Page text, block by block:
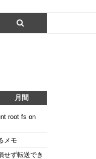
月間
root fs on
メモ
せず転送でき